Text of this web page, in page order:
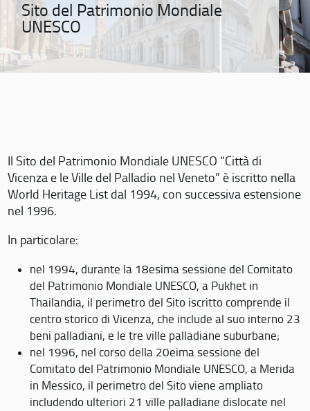
Sito del Patrimonio Mondiale
UNESCO
Il Sito del Patrimonio Mondiale UNESCO “Città di
Vicenza e le Ville del Palladio nel Veneto” è iscritto nella
World Heritage List dal 1994, con successiva estensione
nel 1996.
In particolare:
nel 1994, durante la 18esima sessione del Comitato
del Patrimonio Mondiale UNESCO, a Pukhet in
Thailandia, il perimetro del Sito iscritto comprende il
centro storico di Vicenza, che include al suo interno 23
beni palladiani, e le tre ville palladiane suburbane;
nel 1996, nel corso della 20eima sessione del
Comitato del Patrimonio Mondiale UNESCO, a Merida
in Messico, il perimetro del Sito viene ampliato
includendo ulteriori 21 ville palladiane dislocate nel